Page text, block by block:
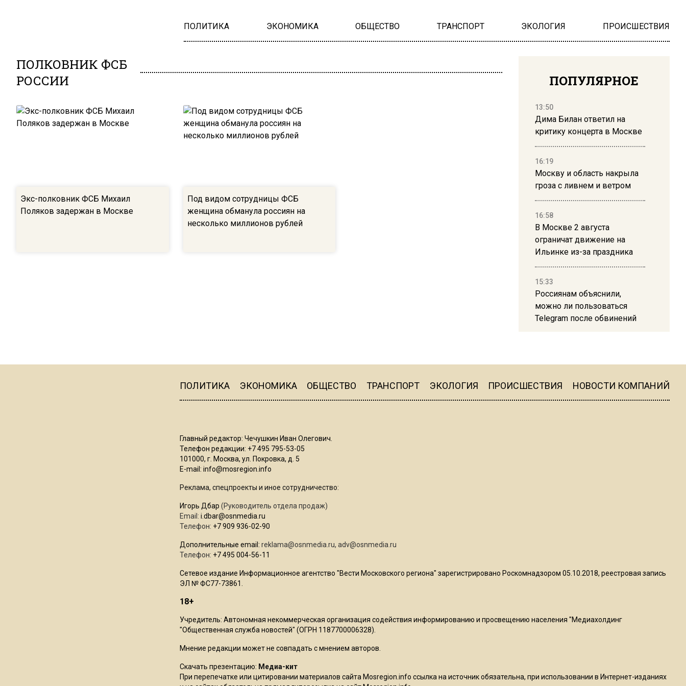
ПОЛИТИКА ЭКОНОМИКА ОБЩЕСТВО ТРАНСПОРТ ЭКОЛОГИЯ ПРОИСШЕСТВИЯ
ПОЛКОВНИК ФСБ
РОССИИ
Экс-полковник ФСБ Михаил
Поляков задержан в Москве
Под видом сотрудницы ФСБ
женщина обманула россиян на
несколько миллионов рублей
ПОПУЛЯРНОЕ
13:50
Дима Билан ответил на
критику концерта в Москве
16:19
Москву и область накрыла
гроза с ливнем и ветром
16:58
В Москве 2 августа
ограничат движение на
Ильинке из-за праздника
15:33
Россиянам объяснили,
можно ли пользоваться
Telegram после обвинений
литров дождя на
В Подмосковье прекратили
цехах
ПОЛИТИКА ЭКОНОМИКА ОБЩЕСТВО ТРАНСПОРТ ЭКОЛОГИЯ ПРОИСШЕСТВИЯ НОВОСТИ КОМПАНИЙ
Главный редактор: Чечушкин Иван Олегович.
Телефон редакции: +7 495 795-53-05
101000, г. Москва, ул. Покровка, д. 5
E-mail: info@mosregion.info
Реклама, спецпроекты и иное сотрудничество:
Игорь Дбар (Руководитель отдела продаж)
Email: i.dbar@osnmedia.ru
Телефон: +7 909 936-02-90
Дополнительные email: reklama@osnmedia.ru, adv@osnmedia.ru
Телефон: +7 495 004-56-11
Сетевое издание Информационное агентство "Вести Московского региона" зарегистрировано Роскомнадзором 05.10.2018, реестровая запись
ЭЛ № ФС77-73861.
18+
Учредитель: Автономная некоммерческая организация содействия информированию и просвещению населения "Медиахолдинг
"Общественная служба новостей" (ОГРН 1187700006328).
Мнение редакции может не совпадать с мнением авторов.
Скачать презентацию: Медиа-кит
При перепечатке или цитировании материалов сайта Mosregion.info ссылка на источник обязательна, при использовании в Интернет-изданиях